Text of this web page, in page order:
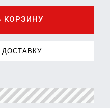
КОРЗИНУ
ДОСТАВКУ